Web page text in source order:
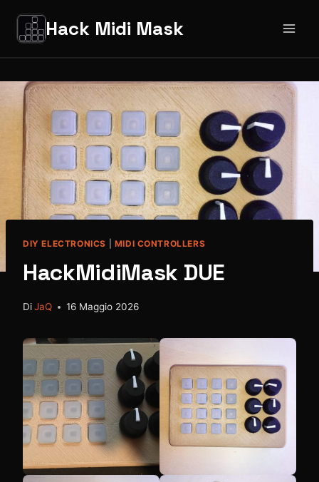
contenuto
Hack Midi Mask
DIY ELECTRONICS MIDI CONTROLLERS
HackMidiMask DUE
DiJaQ 16 Maggio 2026